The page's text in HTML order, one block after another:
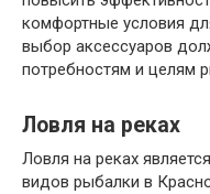
комфортные условия
выбор аксессуаров
потребностям и целям
Ловля на реках
Ловля на реках
видов рыбалки в